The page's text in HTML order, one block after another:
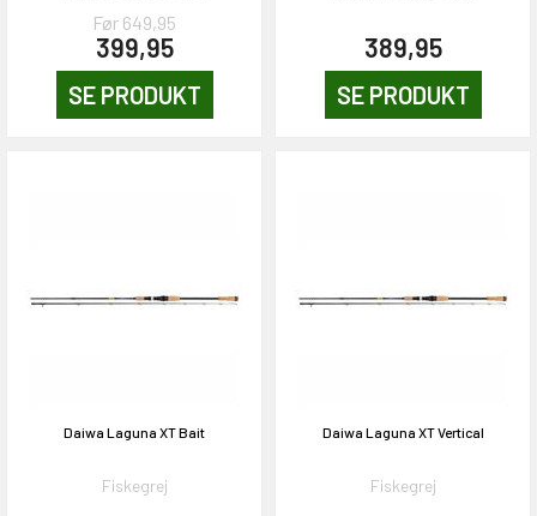
Før 649,95
399,95
SE PRODUKT
389,95
SE PRODUKT
Daiwa Laguna XT Bait
Fiskegrej
Daiwa Laguna XT Vertical
Fiskegrej